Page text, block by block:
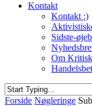
Kontakt
Kontakt :)
Sidste-
Om
Close
Forside Nøgleringe